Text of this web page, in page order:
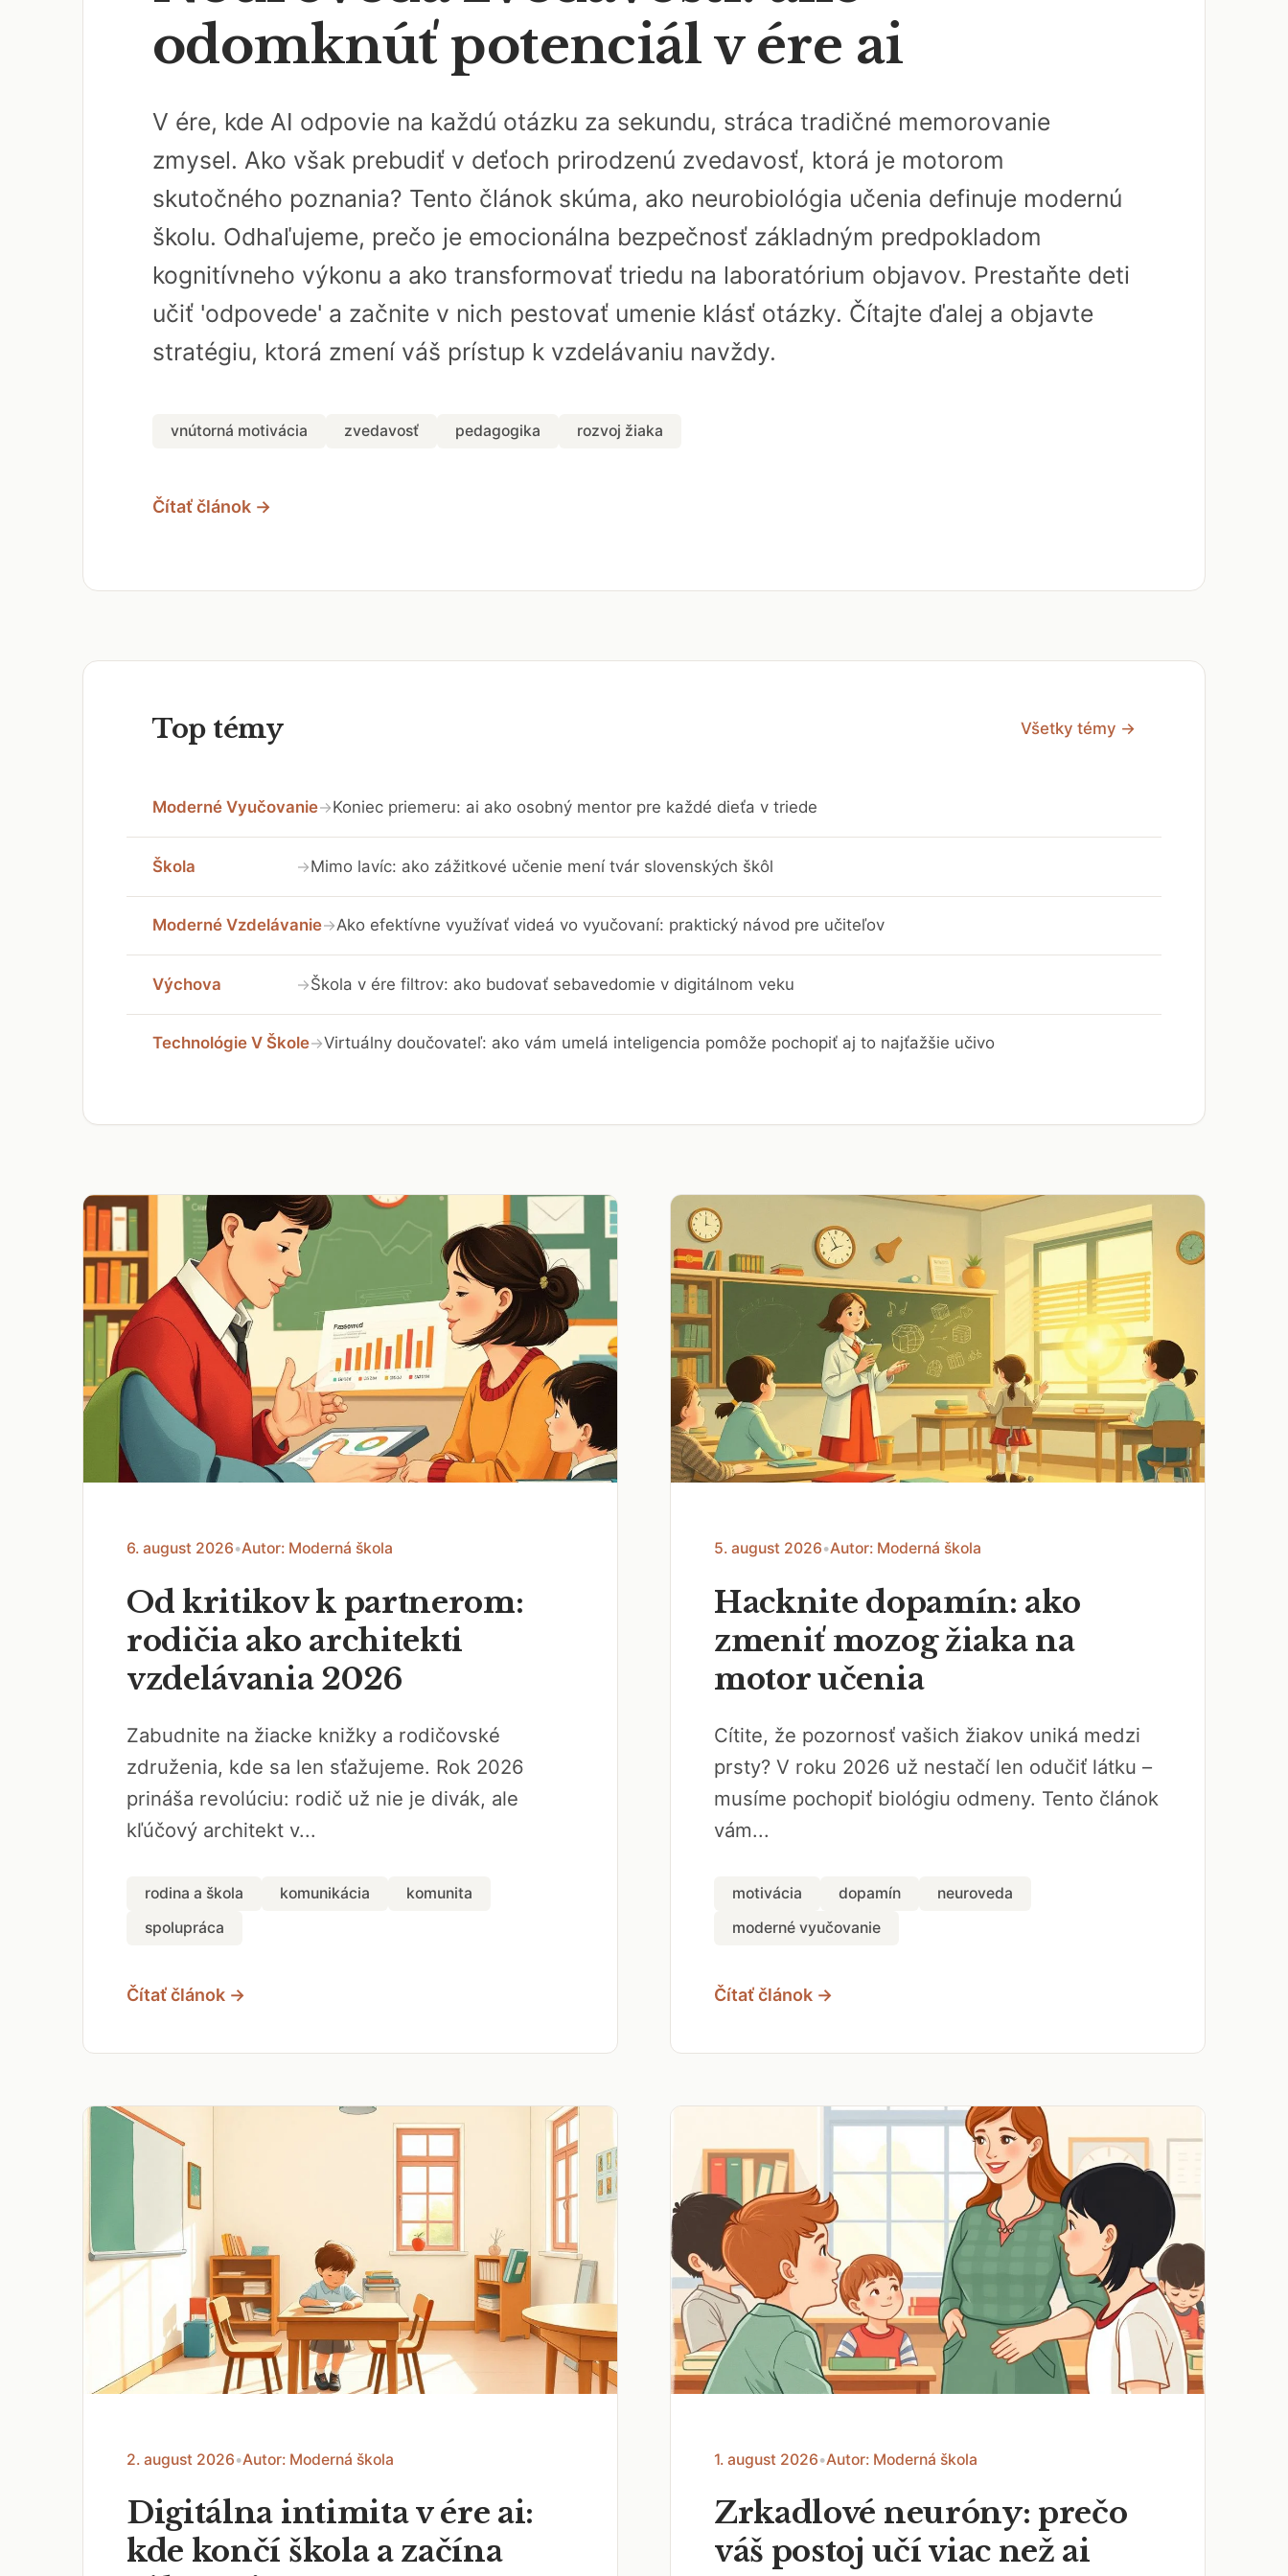
odomknúť potenciál v ére ai
V ére, kde AI odpovie na každú otázku za sekundu, stráca tradičné memorovanie
zmysel. Ako však prebudiť v deťoch prirodzenú zvedavosť, ktorá je motorom
skutočného poznania? Tento článok skúma, ako neurobiológia učenia definuje modernú
školu. Odhaľujeme, prečo je emocionálna bezpečnosť základným predpokladom
kognitívneho výkonu a ako transformovať triedu na laboratórium objavov. Prestaňte deti
učiť 'odpovede' a začnite v nich pestovať umenie klásť otázky. Čítajte ďalej a objavte
stratégiu, ktorá zmení váš prístup k vzdelávaniu navždy.
vnútorná motivácia zvedavosť pedagogika rozvoj žiaka
Čítať článok →
Top témy Všetky témy →
Moderné Vyučovanie→Koniec priemeru: ai ako osobný mentor pre každé dieťa v triede
Škola →Mimo lavíc: ako zážitkové učenie mení tvár slovenských škôl
Moderné Vzdelávanie→Ako efektívne využívať videá vo vyučovaní: praktický návod pre učiteľov
Výchova →Škola v ére filtrov: ako budovať sebavedomie v digitálnom veku
Technológie V Škole→Virtuálny doučovateľ: ako vám umelá inteligencia pomôže pochopiť aj to najťažšie učivo
6. august 2026•Autor: Moderná škola
Od kritikov k partnerom:
rodičia ako architekti
vzdelávania 2026
Zabudnite na žiacke knižky a rodičovské
združenia, kde sa len sťažujeme. Rok 2026
prináša revolúciu: rodič už nie je divák, ale
kľúčový architekt v...
rodina a škola komunikácia
komunita
spolupráca
Čítať článok →
5. august 2026•Autor: Moderná škola
Hacknite dopamín: ako
zmeniť mozog žiaka na
motor učenia
Cítite, že pozornosť vašich žiakov uniká medzi
prsty? V roku 2026 už nestačí len odučiť látku –
musíme pochopiť biológiu odmeny. Tento článok
vám...
motivácia dopamín
neuroveda
moderné vyučovanie
Čítať článok →
2. august 2026•Autor: Moderná škola
Digitálna intimita v ére ai:
kde končí škola a začína
1. august 2026•Autor: Moderná škola
Zrkadlové neuróny: prečo
váš postoj učí viac než ai